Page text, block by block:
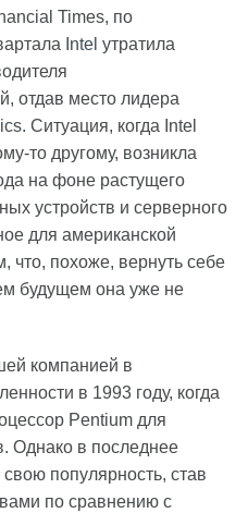
Times, по
Intel утратила
отдав место лидера
. Ситуация, когда Intel
то другому, возникла
на фоне растущего
устройств и серверного
для американской
что, похоже, вернуть себе
будущем она уже не
компанией в
в 1993 году, когда
Pentium для
Однако в последнее
популярность, став
по сравнению с